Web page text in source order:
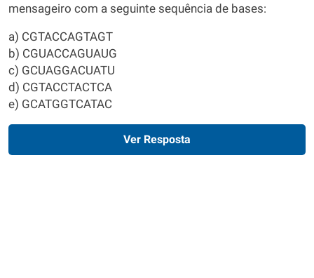
mensageiro com a seguinte sequência de bases:
a) CGTACCAGTAGT
b) CGUACCAGUAUG
c) GCUAGGACUATU
d) CGTACCTACTCA
e) GCATGGTCATAC
Ver Resposta